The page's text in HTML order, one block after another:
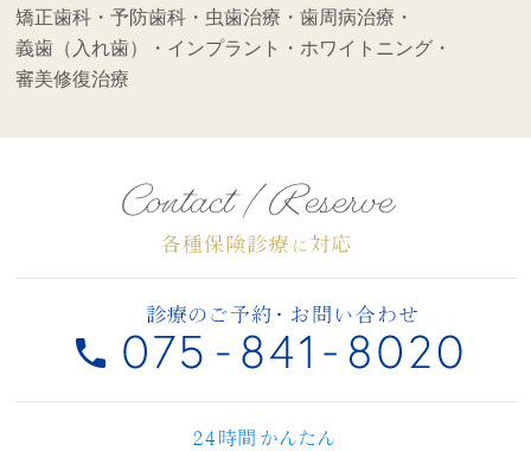
矯正歯科・予防歯科・ 虫歯治療・歯周病治療・
義歯（入れ歯）・ インプラント・ ホワイトニング・
審美修復治療